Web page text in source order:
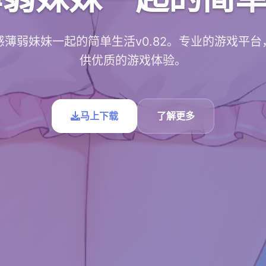
薄弱妹妹一起的简单生活v0.82。专业的游戏平台
供优质的游戏体验。
马上下载 了解更多